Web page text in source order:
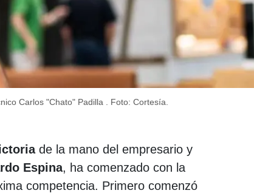
Carlos "Chato" Padilla . Foto: Cortesía.
de la mano del empresario y
Espina, ha comenzado con la
competencia. Primero comenzó